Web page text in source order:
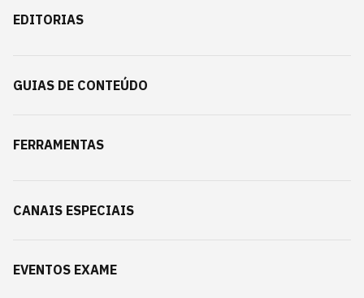
EDITORIAS
GUIAS DE CONTEÚDO
FERRAMENTAS
CANAIS ESPECIAIS
EVENTOS EXAME